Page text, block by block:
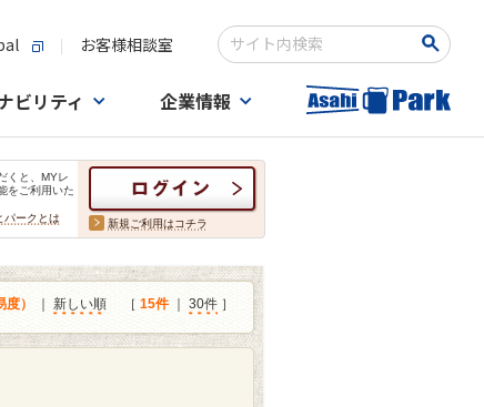
お客様相談室
検索キーワード入力
ビリティ 企業情報
くと、MYレ
をご利用いた
パークとは 新規ご利用はコチラ
） 新しい順 ［ 15件｜ 30件 ］